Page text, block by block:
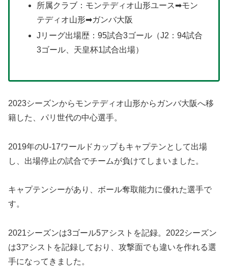
所属クラブ：モンテディオ山形ユース➡モン
テディオ山形➡ガンバ大阪
Jリーグ出場歴：95試合3ゴール（J2：94試合
3ゴール、天皇杯1試合出場）
2023シーズンからモンテディオ山形からガンバ大阪へ移
籍した、パリ世代の中心選手。
2019年のU-17ワールドカップもキャプテンとして出場
し、出場停止の試合でチームが負けてしまいました。
キャプテンシーがあり、ボール奪取能力に優れた選手で
す。
2021シーズンは3ゴール5アシストを記録。2022シーズン
は3アシストを記録しており、攻撃面でも違いを作れる選
手になってきました。